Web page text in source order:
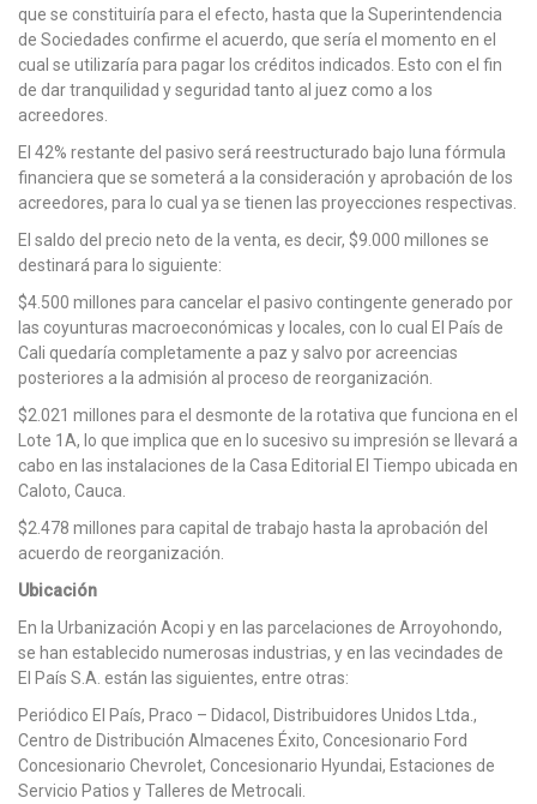
que se constituiría para el efecto, hasta que la Superintendencia
de Sociedades confirme el acuerdo, que sería el momento en el
cual se utilizaría para pagar los créditos indicados. Esto con el fin
de dar tranquilidad y seguridad tanto al juez como a los
acreedores.
El 42% restante del pasivo será reestructurado bajo luna fórmula
financiera que se someterá a la consideración y aprobación de los
acreedores, para lo cual ya se tienen las proyecciones respectivas.
El saldo del precio neto de la venta, es decir, $9.000 millones se
destinará para lo siguiente:
$4.500 millones para cancelar el pasivo contingente generado por
las coyunturas macroeconómicas y locales, con lo cual El País de
Cali quedaría completamente a paz y salvo por acreencias
posteriores a la admisión al proceso de reorganización.
$2.021 millones para el desmonte de la rotativa que funciona en el
Lote 1A, lo que implica que en lo sucesivo su impresión se llevará a
cabo en las instalaciones de la Casa Editorial El Tiempo ubicada en
Caloto, Cauca.
$2.478 millones para capital de trabajo hasta la aprobación del
acuerdo de reorganización.
Ubicación
En la Urbanización Acopi y en las parcelaciones de Arroyohondo,
se han establecido numerosas industrias, y en las vecindades de
El País S.A. están las siguientes, entre otras:
Periódico El País, Praco – Didacol, Distribuidores Unidos Ltda.,
Centro de Distribución Almacenes Éxito, Concesionario Ford
Concesionario Chevrolet, Concesionario Hyundai, Estaciones de
Servicio Patios y Talleres de Metrocali.